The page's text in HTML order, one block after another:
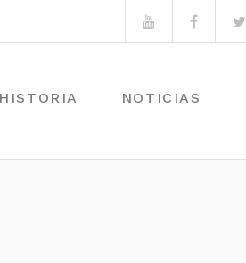
Youtube
HISTORIA NOTICIAS